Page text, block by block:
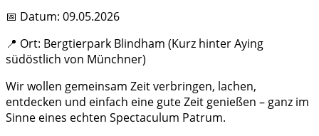
📅 Datum: 09.05.2026
📍 Ort: Bergtierpark Blindham (Kurz hinter Aying
südöstlich von Münchner)
Wir wollen gemeinsam Zeit verbringen, lachen,
entdecken und einfach eine gute Zeit genießen – ganz im
Sinne eines echten Spectaculum Patrum.